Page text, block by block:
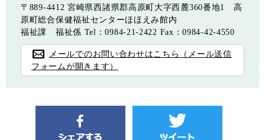
〒889-4412 宮崎県西諸県郡高原町大字西麓360番地1 高
原町総合保健福祉センターほほえみ館内
福祉課 福祉係 Tel：0984-21-2422 Fax：0984-42-4550
メールでのお問い合わせはこちら（メール送信
フォームが開きます）